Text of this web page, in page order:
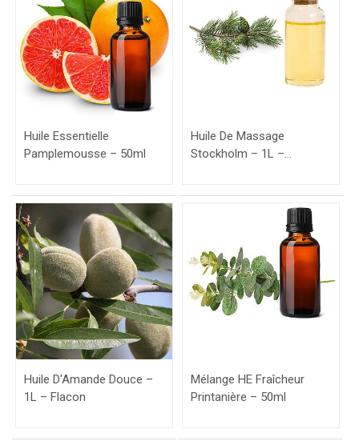
Huile Essentielle
Pamplemousse – 50ml
Huile De Massage
Stockholm – 1L –
Huile D'Amande Douce –
1L – Flacon
Mélange HE Fraîcheur
Printanière – 50ml